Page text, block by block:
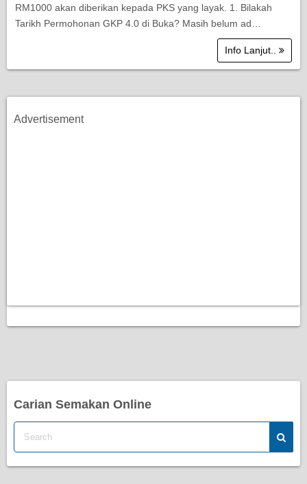
RM1000 akan diberikan kepada PKS yang layak. 1. Bilakah
Tarikh Permohonan GKP 4.0 di Buka? Masih belum ad…
Info Lanjut..
Advertisement
Carian Semakan Online